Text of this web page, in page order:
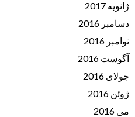
ژانویه 2017
دسامبر 2016
نوامبر 2016
آگوست 2016
جولای 2016
ژوئن 2016
می 2016